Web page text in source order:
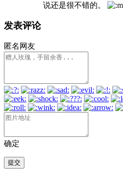
说还是很不错的。
发表评论
匿名网友
确定
提交